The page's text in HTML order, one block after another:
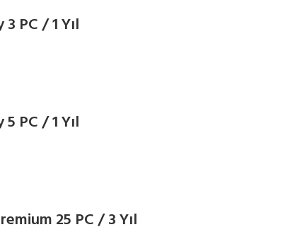
PC / 1 Yıl
PC / 1 Yıl
25 PC / 3 Yıl